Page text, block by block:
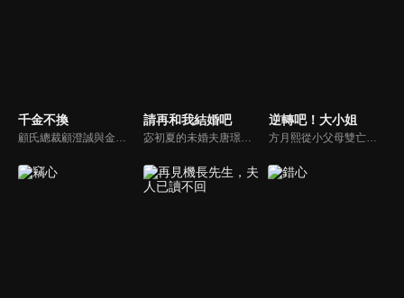
千金不換
顧氏總裁顧澄誠與金家千金金燦燦兩家聯姻宴席上，童話突然現身阻止，直言自己才是金家真千金，現場頓時混亂，眾人為了自己的利益各執一詞，無人在意童話這個所謂的真千金。
請再和我結婚吧
宓初夏的未婚夫唐璟行在婚禮前傳來死訊，讓她陷入情感與家族變動的雙重衝擊。一年後，和已故未婚夫長相一模一樣的路念白突然出現，宓初夏懷疑他就是唐璟行，但透過DNA鑑定確認並非同一人。為了振興國貨珠寶品牌「蜜糖」，她還是選擇與路念白合作...
逆轉吧！大小姐
方月熙從小父母雙亡，和妹妹方雪在奶奶也是曼夏酒店集團的董事長唐瑛的照看下長大。掌管集團後，方月熙的性格越發囂張跋扈，對待包括妹妹方雪在內的一眾股東態度十分惡劣。乖巧懂事的方雪表面上看似對姐姐百般忍耐和理解，其實內心十分嫉妒方月熙，一心想取代方月熙，想要得到她擁有的一切。